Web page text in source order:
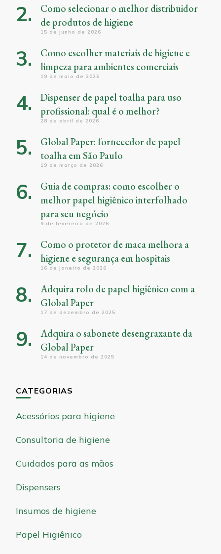
Como selecionar o melhor distribuidor
de produtos de higiene
15 de junho de 2026
Como escolher materiais de higiene e
limpeza para ambientes comerciais
19 de maio de 2026
Dispenser de papel toalha para uso
profissional: qual é o melhor?
28 de abril de 2026
Global Paper: fornecedor de papel
toalha em São Paulo
19 de março de 2026
Guia de compras: como escolher o
melhor papel higiênico interfolhado
para seu negócio
9 de fevereiro de 2026
Como o protetor de maca melhora a
higiene e segurança em hospitais
16 de janeiro de 2026
Adquira rolo de papel higiênico com a
Global Paper
17 de dezembro de 2025
Adquira o sabonete desengraxante da
Global Paper
14 de novembro de 2025
CATEGORIAS
Acessórios para higiene
Consultoria de higiene
Cuidados para as mãos
Dispensers
Insumos de higiene
Papel Higiênico